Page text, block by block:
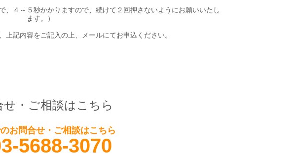
、４～５秒かかりますので、続けて２回押さないようにお願いいたし
ます。）
上記内容をご記入の上、メールにてお申込ください。
せ・ご相談はこちら
お問合せ・ご相談はこちら
5688-3070